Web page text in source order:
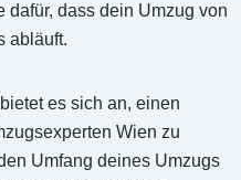
dafür, dass dein Umzug von
abläuft.
es sich an, einen
Wien zu
Umfang deines Umzugs